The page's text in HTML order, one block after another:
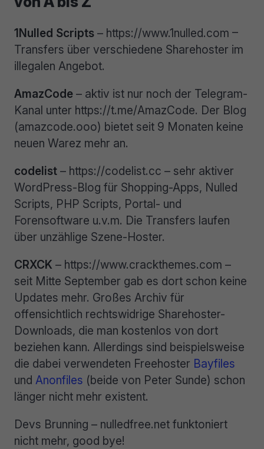
1Nulled Scripts – https://www.1nulled.com –
Transfers über verschiedene Sharehoster im
illegalen Angebot.
AmazCode – aktiv ist nur noch der Telegram-
Kanal unter https://t.me/AmazCode. Der Blog
(amazcode.ooo) bietet seit 9 Monaten keine
neuen Warez mehr an.
codelist – https://codelist.cc – sehr aktiver
WordPress-Blog für Shopping-Apps, Nulled
Scripts, PHP Scripts, Portal- und
Forensoftware u.v.m. Die Transfers laufen
über unzählige Szene-Hoster.
CRXCK – https://www.crackthemes.com –
seit Mitte September gab es dort schon keine
Updates mehr. Großes Archiv für
offensichtlich rechtswidrige Sharehoster-
Downloads, die man kostenlos von dort
beziehen kann. Allerdings sind beispielsweise
die dabei verwendeten Freehoster Bayfiles
und Anonfiles (beide von Peter Sunde) schon
länger nicht mehr existent.
Devs Brunning – nulledfree.net funktoniert
nicht mehr, good bye!